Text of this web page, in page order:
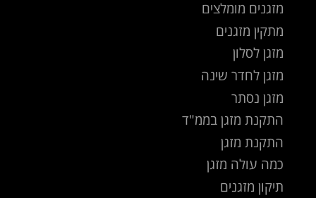
מזגנים מומלצים
מתקין מזגנים
מזגן לסלון
מזגן לחדר שינה
מזגן נסתר
התקנת מזגן בממ"ד
התקנת מזגן
כמה עולה מזגן
תיקון מזגנים